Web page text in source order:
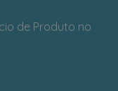
de Produto no